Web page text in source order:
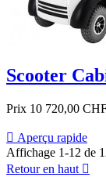
Scooter
Prix 10 720,00
 Aperçu rapide
Affichage 1-12 de
Retour en haut 